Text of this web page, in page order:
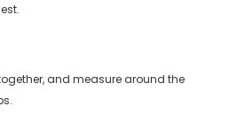
and measure around the